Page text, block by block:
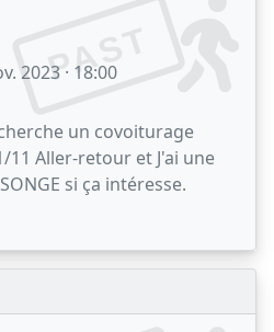
PAST
2023 · 18:00
un covoiturage
Aller-retour et J'ai une
si ça intéresse.